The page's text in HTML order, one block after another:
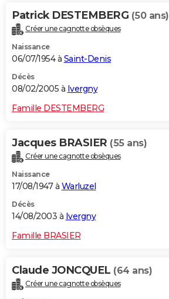
Patrick DESTEMBERG (50 ans)
Créer une cagnotte obsèques
Naissance
06/07/1954 à Saint-Denis
Décès
08/02/2005 à Ivergny
Famille DESTEMBERG
Jacques BRASIER (55 ans)
Créer une cagnotte obsèques
Naissance
17/08/1947 à Warluzel
Décès
14/08/2003 à Ivergny
Famille BRASIER
Claude JONCQUEL (64 ans)
Créer une cagnotte obsèques